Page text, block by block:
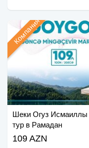
Шеки Огуз Исмаиллы
тур в Рамадан
Компания
109 AZN